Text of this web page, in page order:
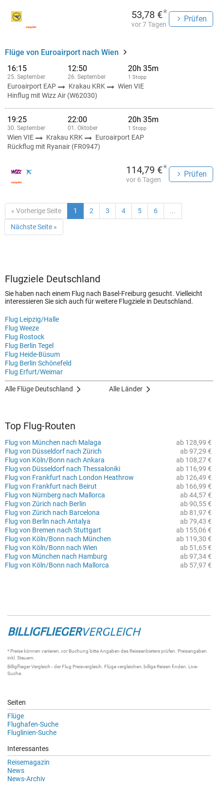
53,78 €*
vor 7 Tagen
Prüfen
Flüge von Euroairport nach Wien
16:15
25. September
12:50
26. September
20h 35m
1 Stopp
Euroairport EAP Krakau KRK
Wien VIE
Hinflug mit Wizz Air (W62030)
19:25
30. September
22:00
01. Oktober
20h 35m
1 Stopp
Wien VIE Krakau KRK
Euroairport EAP
Rückflug mit Ryanair (FR0947)
114,79 €*
vor 6 Tagen
Prüfen
« Vorherige Seite 1 2 3 4 5 6 ...
Nächste Seite »
Flugziele Deutschland
Sie haben nach einem Flug nach Basel-Freiburg gesucht. Vielleicht
interessieren Sie sich auch für weitere Flugziele in Deutschland.
Flug Leipzig/Halle
Flug Weeze
Flug Rostock
Flug Berlin Tegel
Flug Heide-Büsum
Flug Berlin Schönefeld
Flug Erfurt/Weimar
Alle Flüge Deutschland Alle Länder
Top Flug-Routen
ab 128,99 €
Flug von München nach Malaga
ab 97,29 €
Flug von Düsseldorf nach Zürich
ab 108,27 €
Flug von Köln/Bonn nach Ankara
ab 116,99 €
Flug von Düsseldorf nach Thessaloniki
ab 126,49 €
Flug von Frankfurt nach London Heathrow
ab 166,99 €
Flug von Frankfurt nach Beirut
ab 44,57 €
Flug von Nürnberg nach Mallorca
ab 90,55 €
Flug von Zürich nach Berlin
ab 81,97 €
Flug von Zürich nach Barcelona
ab 79,43 €
Flug von Berlin nach Antalya
ab 155,06 €
Flug von Bremen nach Stuttgart
ab 119,30 €
Flug von Köln/Bonn nach München
ab 51,65 €
Flug von Köln/Bonn nach Wien
ab 97,34 €
Flug von München nach Hamburg
ab 57,97 €
Flug von Köln/Bonn nach Mallorca
BILLIGFLIEGERVERGLEICH
* Preise können variieren, vor Buchung bitte Angaben des Reiseanbieters prüfen. Preisangaben
inkl. Steuern.
Billigflieger Vergleich - derFlug Preisvergleich Flüge vergleichen , billige Reisen finden. Live-
Suche
Seiten
Flüge
Flughafen-Suche
Fluglinien-Suche
Interessantes
Reisemagazin
News
News-Archiv